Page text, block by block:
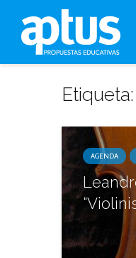
AGENDA